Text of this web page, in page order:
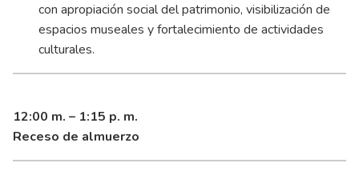
con apropiación social del patrimonio, visibilización de
espacios museales y fortalecimiento de actividades
culturales.
12:00 m. – 1:15 p. m.
Receso de almuerzo